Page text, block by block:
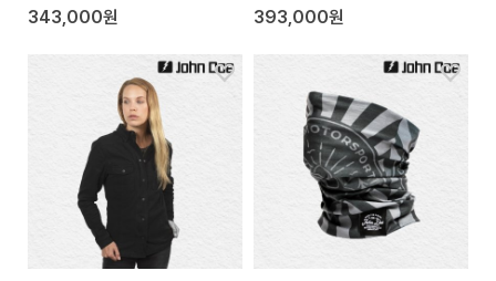
343,000원 393,000원